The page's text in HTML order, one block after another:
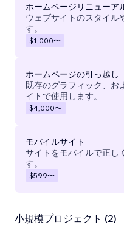
ホームページリニューア
ウェブサイトのスタイル
す。
$1,000〜
ホームページの引っ越し
既存のグラフィック、お
イトで使用します。
$4,000〜
モバイルサイト
サイトをモバイルで正し
す。
$599〜
小規模プロジェクト (2)